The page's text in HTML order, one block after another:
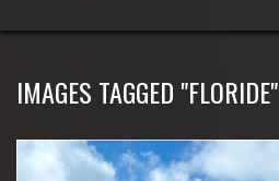
IMAGES TAGGED "FLORIDE"